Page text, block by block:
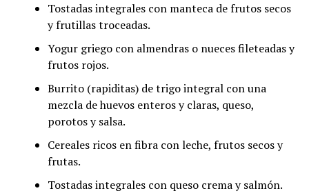
Tostadas integrales con manteca de frutos secos
y frutillas troceadas.
Yogur griego con almendras o nueces fileteadas y
frutos rojos.
Burrito (rapiditas) de trigo integral con una
mezcla de huevos enteros y claras, queso,
porotos y salsa.
Cereales ricos en fibra con leche, frutos secos y
frutas.
Tostadas integrales con queso crema y salmón.